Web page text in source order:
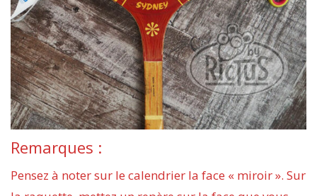
Remarques :
Pensez à noter sur le calendrier la face « miroir ». Sur